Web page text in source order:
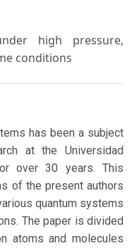
high pressure,
conditions
has been a subject
at the Universidad
over 30 years. This
of the present authors
quantum systems
The paper is divided
atoms and molecules